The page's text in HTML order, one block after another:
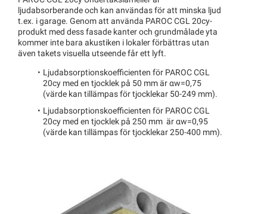
ljudabsorberande och kan användas för att minska ljud
t.ex. i garage. Genom att använda PAROC CGL 20cy-
produkt med dess fasade kanter och grundmålade yta
kommer inte bara akustiken i lokaler förbättras utan
även takets visuella utseende får ett lyft.
Ljudabsorptionskoefficienten för PAROC CGL
20cy med en tjocklek på 50 mm är αw=0,75
(värde kan tillämpas för tjocklekar 50-249 mm).
Ljudabsorptionskoefficienten för PAROC CGL
20cy med en tjocklek på 250 mm är αw=0,95
(värde kan tillämpas för tjocklekar 250-400 mm).